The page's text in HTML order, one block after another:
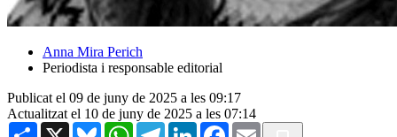
Anna Mira Perich
Periodista i responsable editorial
Publicat el 09 de juny de 2025 a les 09:17
Actualitzat el 10 de juny de 2025 a les 07:14
Share X BlueskyWhatsAppTelegramLinkedInFacebook
Email